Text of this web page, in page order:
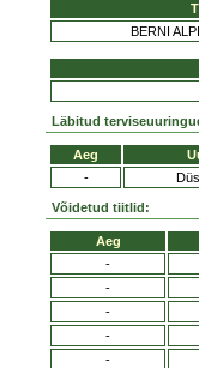
BERNI
Läbitud
Aeg
-
Võidetud tiitlid:
Aeg
-
-
-
-
-